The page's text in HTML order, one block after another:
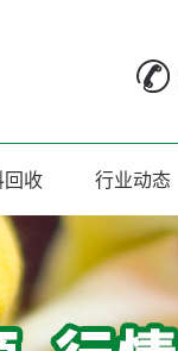
回收 行业动态